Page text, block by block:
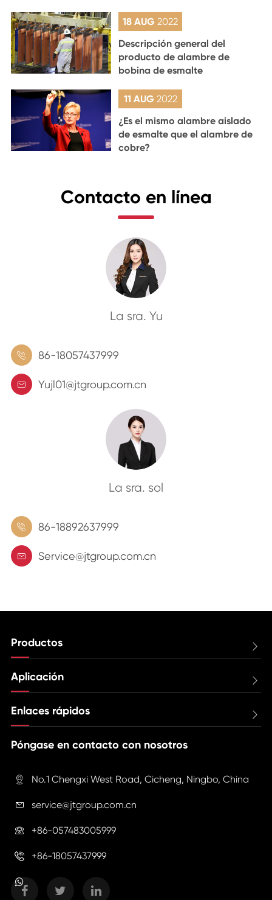
18 AUG2022
Descripción general del
producto de alambre de
bobina de esmalte
11 AUG 2022
¿Es el mismo alambre aislado
de esmalte que el alambre de
cobre?
Contacto en línea
La sra. Yu
 86-18057437999
 Yujl01@jtgroup.com.cn
La sra. sol
 86-18892637999
 Service@jtgroup.com.cn
Productos 
Aplicación 
Enlaces rápidos 
Póngase en contacto con nosotros
 No.1 Chengxi West Road, Cicheng, Ningbo, China
 service@jtgroup.com.cn
 +86-057483005999
 +86-18057437999